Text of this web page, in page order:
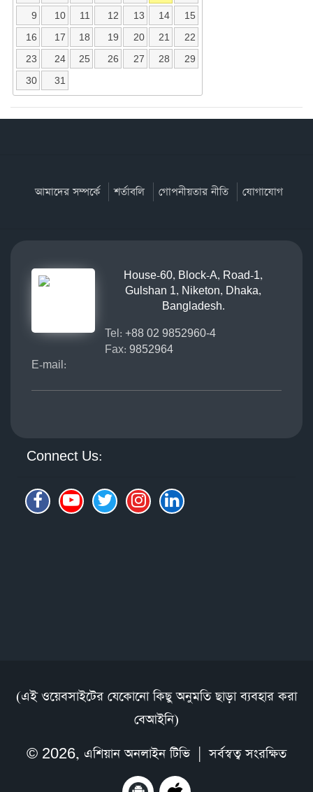
9
10 11 12 13 14
15
16
17 18 19 20 21
22
23
24 25 26 27 28
29
30
31
আমাদের সম্পর্কে শর্তাবলি গোপনীয়তার নীতি যোগাযোগ
House-60, Block-A, Road-1,
Gulshan 1, Niketon, Dhaka,
Bangladesh.
Tel: +88 02 9852960-4
Fax: 9852964
E-mail:
Connect Us:
(এই ওয়েবসাইটের যেকোনো কিছু অনুমতি ছাড়া ব্যবহার করা
বেআইনি)
© 2026, এশিয়ান অনলাইন টিভি| সর্বস্বত্ব সংরক্ষিত